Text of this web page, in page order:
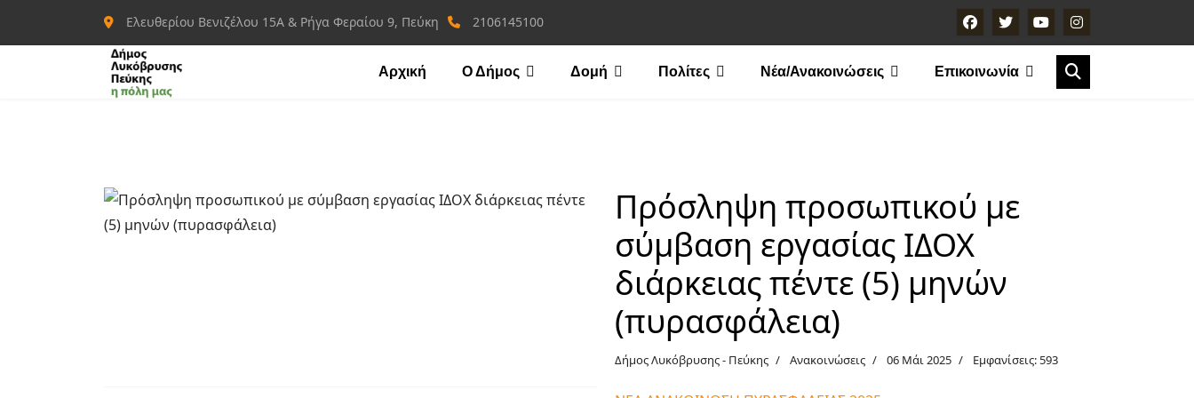
Ελευθερίου Βενιζέλου 15Α & Ρήγα Φεραίου 9, Πεύκη 2106145100
Αρχική Ο Δήμος Δομή Πολίτες Νέα/Ανακοινώσεις Επικοινωνία
Πρόσληψη προσωπικού με
σύμβαση εργασίας ΙΔΟΧ
διάρκειας πέντε (5) μηνών
(πυρασφάλεια)
Δήμος Λυκόβρυσης - Πεύκης Ανακοινώσεις 06 Μάι 2025 Εμφανίσεις: 593